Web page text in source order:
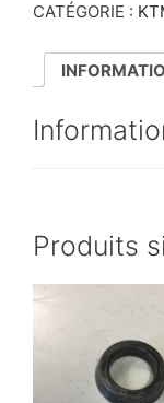
CATÉGORIE :
Produits